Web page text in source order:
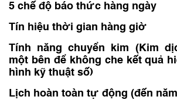
5 chế độ báo thức hàng ngày
Tín hiệu thời gian hàng giờ
Tính năng chuyển kim (Kim
một bên để không che kết quả
hình kỹ thuật số)
Lịch hoàn toàn tự động (đến